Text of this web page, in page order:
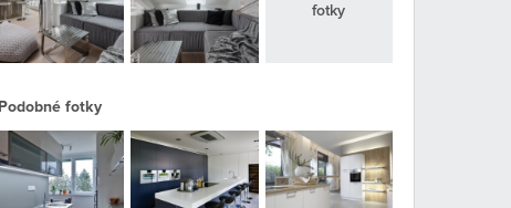
fotky
Podobné fotky